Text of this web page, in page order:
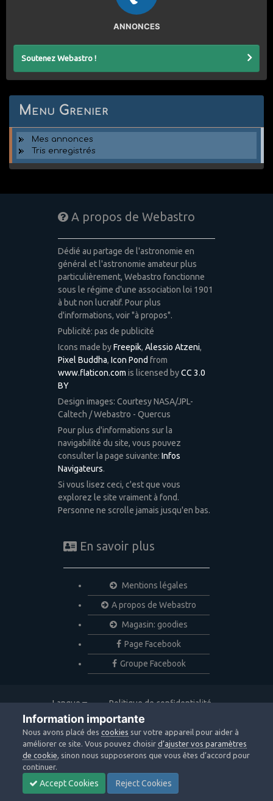
ANNONCES
Soutenez Webastro !
Menu Grenier
Mes annonces
Tris enregistrés
A propos de Webastro
Dédié au partage de l'astronomie en
général et l'astronomie amateur plus
particulièrement, Webastro fonctionne
sous le régime d'une association loi 1901
à but non lucratif. Pour plus
d'informations, voir "à propos".
Publicité: pas de publicité
Icons made byFreepik, Alessio Atzeni,
Pixel Buddha, Icon Pond from
www.flaticon.com is licensed byCC 3.0
BY
Design images: Courtesy NASA/JPL-
Caltech / Webastro - Quercus
Pour plus d'informations sur la
navigabilité du site, vous pouvez
consulter la page suivante: Infos
Navigateurs.
Si vous lisez ceci, c'est que vous
explorez le site vraiment à fond.
Personne ne scrolle jamais jusqu'en bas.
En savoir plus
Mentions légales
A propos de Webastro
Magasin: goodies
Page Facebook
Groupe Facebook
Langue
Politique de confidentialité
Nous contacter
Copyright © 2020 Webastro
Powered by Invision Community
Information importante
Nous avons placé descookies sur votre appareil pour aider à
améliorer ce site. Vous pouvez choisird’ajuster vos paramètres
de cookie, sinon nous supposerons que vous êtes d’accord pour
continuer.
Accept Cookies Reject Cookies